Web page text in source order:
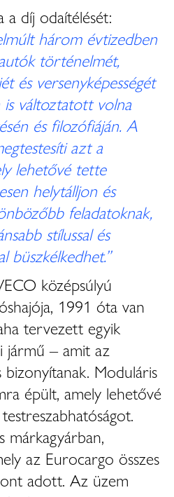
díj odaítélését:
három évtizedben
történelmét,
és versenyképességét
is változtatott volna
és filozófiáján. A
azt a
lehetővé tette
helytálljon és
feladatoknak,
stílussal és
büszkélkedhet.”
középsúlyú
1991 óta van
tervezett egyik
jármű – amit az
bizonyítanak. Moduláris
épült, amely lehetővé
márkagyárban,
az Eurocargo összes
adott. Az üzem